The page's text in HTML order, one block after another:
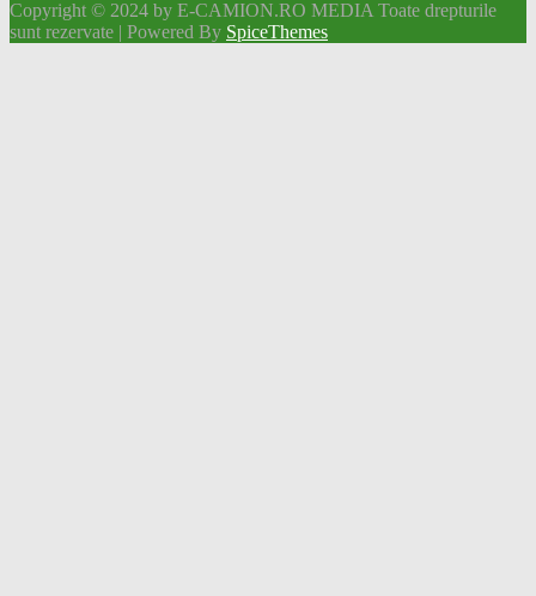
Copyright © 2024 by E-CAMION.RO MEDIA Toate drepturile
sunt rezervate | Powered By SpiceThemes